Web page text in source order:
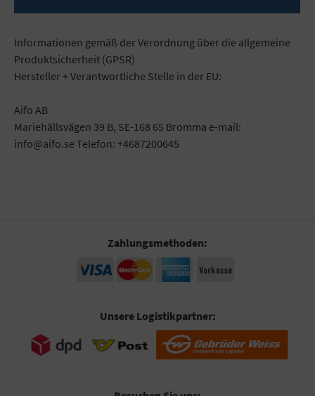
Informationen gemäß der Verordnung über die allgemeine
Produktsicherheit (GPSR)
Hersteller + Verantwortliche Stelle in der EU:
Aifo AB
Mariehällsvägen 39 B, SE-168 65 Bromma e-mail:
info@aifo.se Telefon: +4687200645
Zahlungsmethoden:
Unsere Logistikpartner: